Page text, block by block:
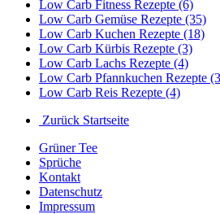
Low Carb Fitness Rezepte (6)
Low Carb Gemüse Rezepte (35)
Low Carb Kuchen Rezepte (18)
Low Carb Kürbis Rezepte (3)
Low Carb Lachs Rezepte (4)
Low Carb Pfannkuchen Rezepte
Low Carb Reis Rezepte (4)
Zurück Startseite
Grüner Tee
Sprüche
Kontakt
Datenschutz
Impressum